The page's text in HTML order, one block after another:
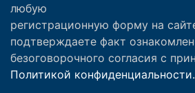
любую
регистрационную форму на
подтверждаете факт
безоговорочного согласия с
Политикой конфиденциальности.